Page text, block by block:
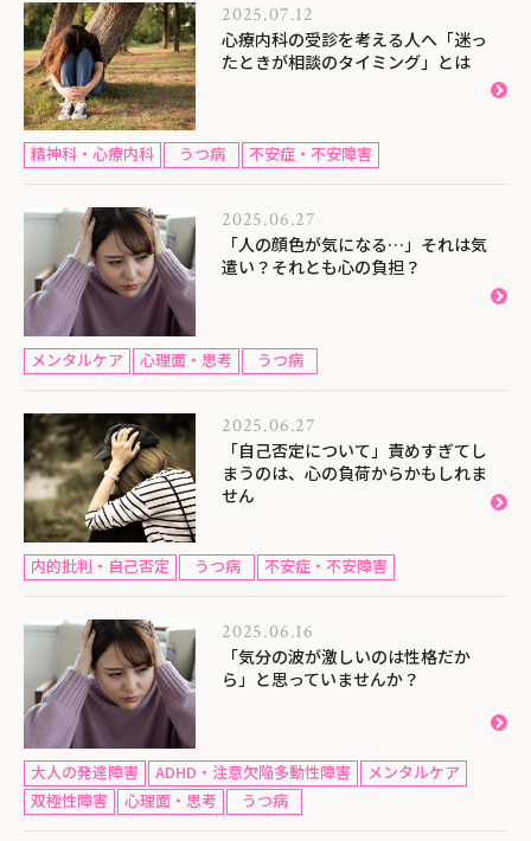
2025.07.12
心療内科の受診を考える人へ「迷っ
たときが相談のタイミング」とは
精神科・心療内科 うつ病 不安症・不安障害
2025.06.27
「人の顔色が気になる…」それは気
遣い？それとも心の負担？
メンタルケア 心理面・思考 うつ病
2025.06.27
「自己否定について」責めすぎてし
まうのは、心の負荷からかもしれま
せん
内的批判・自己否定 うつ病 不安症・不安障害
2025.06.16
「気分の波が激しいのは性格だか
ら」と思っていませんか？
大人の発達障害 ADHD・注意欠陥多動性障害
メンタルケア
双極性障害
心理面・思考 うつ病